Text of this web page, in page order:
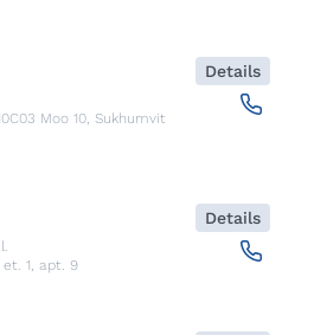
Moo 10, Sukhumvit
Details
et. 1, apt. 9
Details